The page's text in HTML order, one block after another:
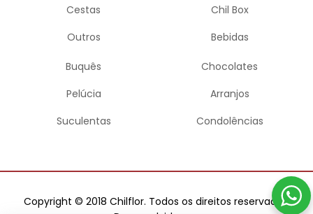
Cestas
Outros
Chil Box
Bebidas
Buquês
Pelúcia
Suculentas
Chocolates
Arranjos
Condolências
Copyright © 2018 Chilflor. Todos os direitos reservados.